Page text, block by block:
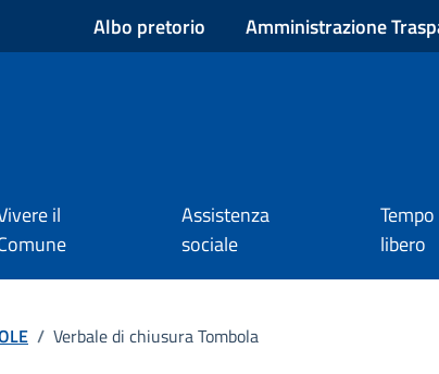
Albo pretorio Amministrazione
il
Assistenza
sociale
Tempo
libero
/ Verbale di chiusura Tombola